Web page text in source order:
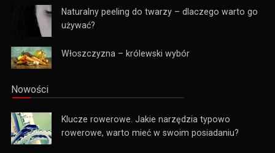
Naturalny peeling do twarzy – dlaczego warto go
używać?
Włoszczyzna – królewski wybór
Nowości
Klucze rowerowe. Jakie narzędzia typowo
rowerowe, warto mieć w swoim posiadaniu?